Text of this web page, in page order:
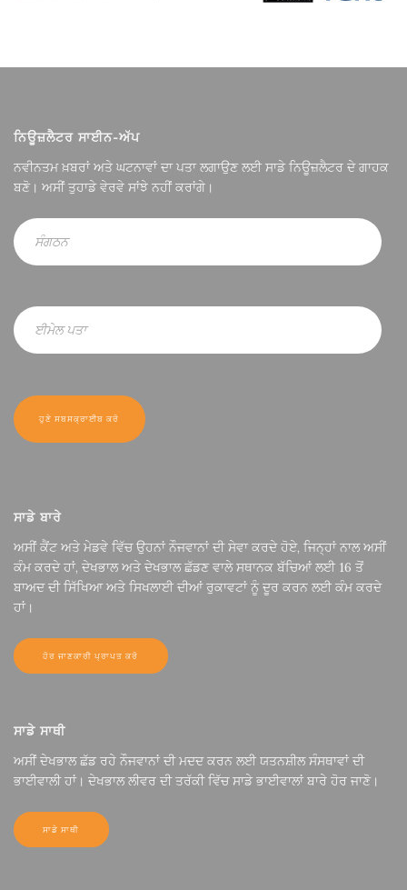
ਨਿਊਜ਼ਲੈਟਰ ਸਾਈਨ-ਅੱਪ
ਨਵੀਨਤਮ ਖ਼ਬਰਾਂ ਅਤੇ ਘਟਨਾਵਾਂ ਦਾ ਪਤਾ ਲਗਾਉਣ ਲਈ ਸਾਡੇ ਨਿਊਜ਼ਲੈਟਰ ਦੇ ਗਾਹਕ
ਬਣੋ। ਅਸੀਂ ਤੁਹਾਡੇ ਵੇਰਵੇ ਸਾਂਝੇ ਨਹੀਂ ਕਰਾਂਗੇ।
ਸਾਡੇ ਬਾਰੇ
ਅਸੀਂ ਕੈਂਟ ਅਤੇ ਮੇਡਵੇ ਵਿੱਚ ਉਹਨਾਂ ਨੌਜਵਾਨਾਂ ਦੀ ਸੇਵਾ ਕਰਦੇ ਹੋਏ, ਜਿਨ੍ਹਾਂ ਨਾਲ ਅਸੀਂ
ਕੰਮ ਕਰਦੇ ਹਾਂ, ਦੇਖਭਾਲ ਅਤੇ ਦੇਖਭਾਲ ਛੱਡਣ ਵਾਲੇ ਸਥਾਨਕ ਬੱਚਿਆਂ ਲਈ 16 ਤੋਂ
ਬਾਅਦ ਦੀ ਸਿੱਖਿਆ ਅਤੇ ਸਿਖਲਾਈ ਦੀਆਂ ਰੁਕਾਵਟਾਂ ਨੂੰ ਦੂਰ ਕਰਨ ਲਈ ਕੰਮ ਕਰਦੇ
ਹਾਂ।
ਹੋਰ ਜਾਣਕਾਰੀ ਪ੍ਰਾਪਤ ਕਰੋ
ਸਾਡੇ ਸਾਥੀ
ਅਸੀਂ ਦੇਖਭਾਲ ਛੱਡ ਰਹੇ ਨੌਜਵਾਨਾਂ ਦੀ ਮਦਦ ਕਰਨ ਲਈ ਯਤਨਸ਼ੀਲ ਸੰਸਥਾਵਾਂ ਦੀ
ਭਾਈਵਾਲੀ ਹਾਂ। ਦੇਖਭਾਲ ਲੀਵਰ ਦੀ ਤਰੱਕੀ ਵਿੱਚ ਸਾਡੇ ਭਾਈਵਾਲਾਂ ਬਾਰੇ ਹੋਰ ਜਾਣੋ।
ਸਾਡੇ ਸਾਥੀ